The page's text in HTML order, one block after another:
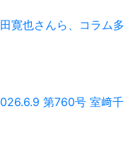
寛也さんら、コラム多
第760号 室﨑千